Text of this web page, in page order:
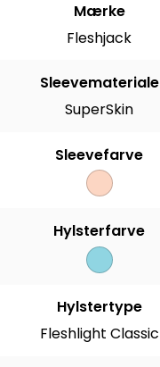
Mærke
Fleshjack
Sleevemateriale
SuperSkin
Sleevefarve
Hylsterfarve
Hylstertype
Fleshlight Classic